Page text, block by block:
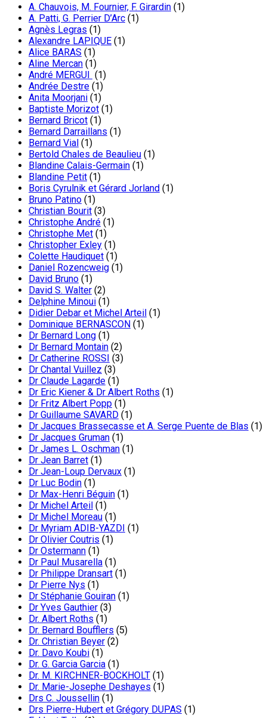
A. Chauvois, M. Fournier, F. Girardin (1)
A. Patti, G. Perrier D’Arc (1)
Agnès Legras (1)
Alexandre LAPIQUE (1)
Alice BARAS (1)
Aline Mercan (1)
André MERGUI (1)
Andrée Destre (1)
Anita Moorjani (1)
Baptiste Morizot (1)
Bernard Bricot (1)
Bernard Darraillans (1)
Bernard Vial (1)
Bertold Chales de Beaulieu (1)
Blandine Calais-Germain (1)
Blandine Petit (1)
Boris Cyrulnik et Gérard Jorland (1)
Bruno Patino (1)
Christian Bourit (3)
Christophe André (1)
Christophe Met (1)
Christopher Exley (1)
Colette Haudiquet (1)
Daniel Rozencweig (1)
David Bruno (1)
David S. Walter (2)
Delphine Minoui (1)
Didier Debar et Michel Arteil (1)
Dominique BERNASCON (1)
Dr Bernard Long (1)
Dr Bernard Montain (2)
Dr Catherine ROSSI (3)
Dr Chantal Vuillez (3)
Dr Claude Lagarde (1)
Dr Eric Kiener & Dr Albert Roths (1)
Dr Fritz Albert Popp (1)
Dr Guillaume SAVARD (1)
Dr Jacques Brassecasse et A. Serge Puente de Blas (1)
Dr Jacques Gruman (1)
Dr James L. Oschman (1)
Dr Jean Barret (1)
Dr Jean-Loup Dervaux (1)
Dr Luc Bodin (1)
Dr Max-Henri Béguin (1)
Dr Michel Arteil (1)
Dr Michel Moreau (1)
Dr Myriam ADIB-YAZDI (1)
Dr Olivier Coutris (1)
Dr Ostermann (1)
Dr Paul Musarella (1)
Dr Philippe Dransart (1)
Dr Pierre Nys (1)
Dr Stéphanie Gouiran (1)
Dr Yves Gauthier (3)
Dr. Albert Roths (1)
Dr. Bernard Boufflers (5)
Dr. Christian Beyer (2)
Dr. Davo Koubi (1)
Dr. G. Garcia Garcia (1)
Dr. M. KIRCHNER-BOCKHOLT (1)
Dr. Marie-Josephe Deshayes (1)
Drs C. Joussellin (1)
Drs Pierre-Hubert et Grégory DUPAS (1)